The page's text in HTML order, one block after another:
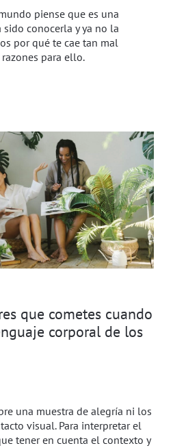
piense que es una
sido conocerla y ya no la
por qué te cae tan mal
para ello.
que cometes cuando
corporal de los
una muestra de alegría ni los
visual. Para interpretar el
tener en cuenta el contexto y